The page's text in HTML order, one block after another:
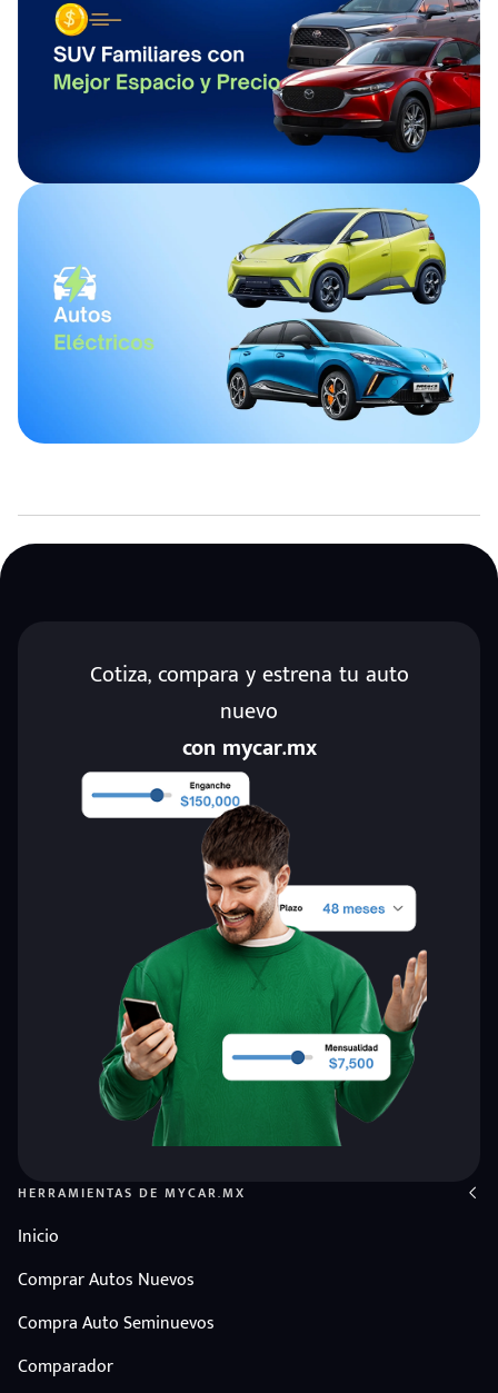
Cotiza, compara y estrena tu auto
nuevo
con mycar.mx
HERRAMIENTAS DE MYCAR.MX
Inicio
Comprar Autos Nuevos
Compra Auto Seminuevos
Comparador